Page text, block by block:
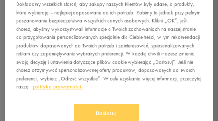
Dokładamy wszelkich starań, aby zakupy naszych Klientów były udane, a produkty,
które wybierają – najlepiej dopasowane do ich potrzeb. Robimy to jednak przy pełnym
poszanowaniu bezpieczeństwa wszystkich danych osobowych. Kliknij „OK”, jeśli
chcesz, abyśmy wykorzystywali informacje o Twoich zachowaniach na naszej stronie
do przygotowania personalizowanych specjalnie dla Ciebie treści, w tym rekomendacji
produktów dopasowanych do Twoich potrzeb i zainteresowań, spersonalizowanych
reklam czy zapamiętywanie wybranych preferencji. W każdej chwili możesz zmienić
swoją decyzję i ustawienia dotyczące plików cookie wybierając „Dostosuj”. Jeśli nie
chcesz otrzymywać spersonalizowanej oferty produktów, dopasowanych do Twoich
preferencji, wybierz „Odrzuć wszystkie”. W celu uzyskania więcej informacji, przeczytaj
naszą
politykę prywatności.
Dostosuj